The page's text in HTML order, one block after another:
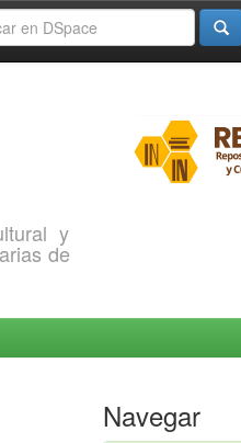
y
de
Navegar